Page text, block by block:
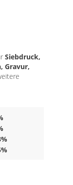
Siebdruck,
Gravur,
%
%